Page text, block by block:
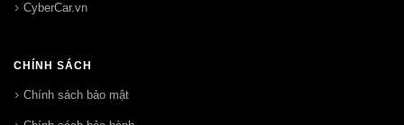
CyberCar.vn
CHÍNH SÁCH
Chính sách bảo mật